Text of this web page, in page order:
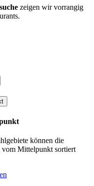
zeigen wir vorrangig
können die
vom Mittelpunkt sortiert